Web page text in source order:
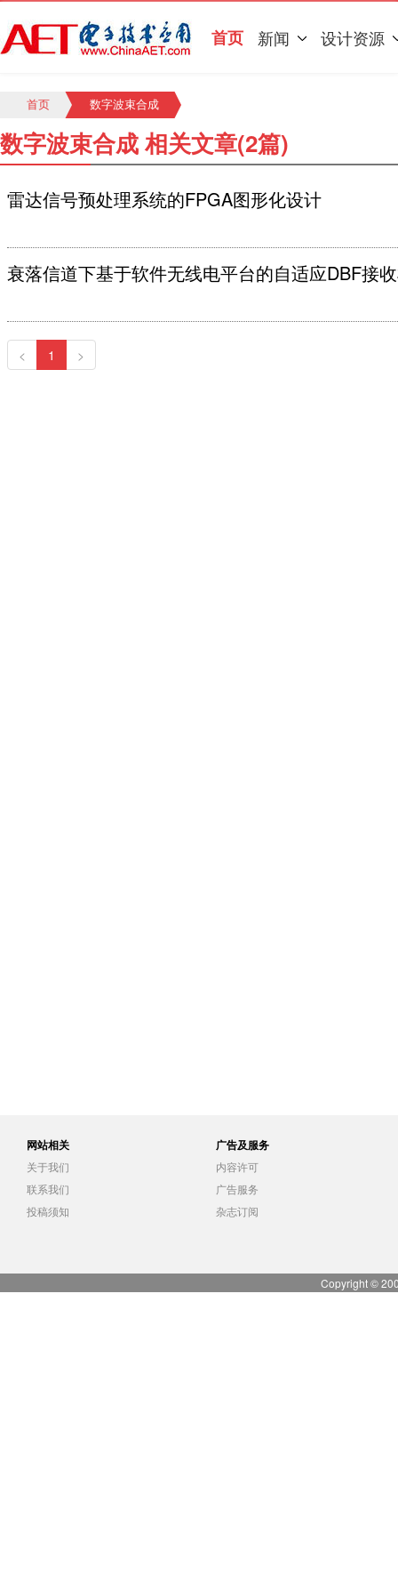
首页 新闻 设计资源
首页 数字波束合成
数字波束合成 相关文章(2篇)
雷达信号预处理系统的FPGA图形化设计
衰落信道下基于软件无线电平台的自适应DBF接
< 1 >
网站相关
关于我们
联系我们
投稿须知
广告及服务
内容许可
广告服务
杂志订阅
Copyright ©